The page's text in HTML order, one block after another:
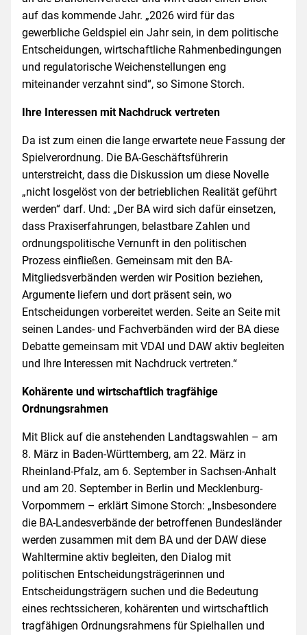
auf das kommende Jahr. „2026 wird für das
gewerbliche Geldspiel ein Jahr sein, in dem politische
Entscheidungen, wirtschaftliche Rahmenbedingungen
und regulatorische Weichenstellungen eng
miteinander verzahnt sind“, so Simone Storch.
Ihre Interessen mit Nachdruck vertreten
Da ist zum einen die lange erwartete neue Fassung der
Spielverordnung. Die BA-Geschäftsführerin
unterstreicht, dass die Diskussion um diese Novelle
„nicht losgelöst von der betrieblichen Realität geführt
werden“ darf. Und: „Der BA wird sich dafür einsetzen,
dass Praxiserfahrungen, belastbare Zahlen und
ordnungspolitische Vernunft in den politischen
Prozess einfließen. Gemeinsam mit den BA-
Mitgliedsverbänden werden wir Position beziehen,
Argumente liefern und dort präsent sein, wo
Entscheidungen vorbereitet werden. Seite an Seite mit
seinen Landes- und Fachverbänden wird der BA diese
Debatte gemeinsam mit VDAI und DAW aktiv begleiten
und Ihre Interessen mit Nachdruck vertreten.“
Kohärente und wirtschaftlich tragfähige
Ordnungsrahmen
Mit Blick auf die anstehenden Landtagswahlen – am
8. März in Baden-Württemberg, am 22. März in
Rheinland-Pfalz, am 6. September in Sachsen-Anhalt
und am 20. September in Berlin und Mecklenburg-
Vorpommern – erklärt Simone Storch: „Insbesondere
die BA-Landesverbände der betroffenen Bundesländer
werden zusammen mit dem BA und der DAW diese
Wahltermine aktiv begleiten, den Dialog mit
politischen Entscheidungsträgerinnen und
Entscheidungsträgern suchen und die Bedeutung
eines rechtssicheren, kohärenten und wirtschaftlich
tragfähigen Ordnungsrahmens für Spielhallen und